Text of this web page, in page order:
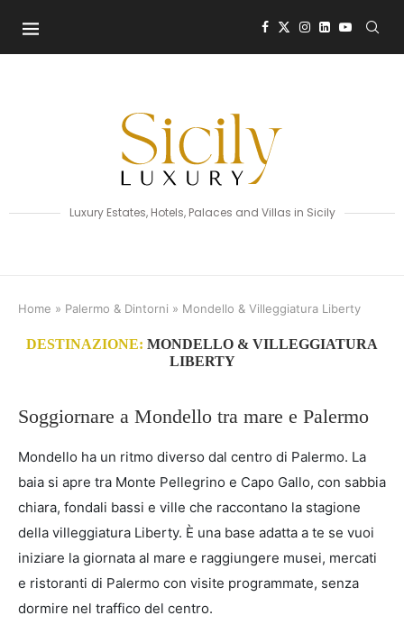
Luxury Estates, Hotels, Palaces and Villas in Sicily
Home » Palermo & Dintorni » Mondello & Villeggiatura Liberty
DESTINAZIONE: MONDELLO & VILLEGGIATURA
LIBERTY
Soggiornare a Mondello tra mare e Palermo
Mondello ha un ritmo diverso dal centro di Palermo. La
baia si apre tra Monte Pellegrino e Capo Gallo, con sabbia
chiara, fondali bassi e ville che raccontano la stagione
della villeggiatura Liberty. È una base adatta a te se vuoi
iniziare la giornata al mare e raggiungere musei, mercati
e ristoranti di Palermo con visite programmate, senza
dormire nel traffico del centro.